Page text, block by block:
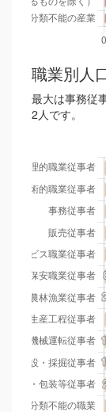
職業別人
最大は事務従
2人です。